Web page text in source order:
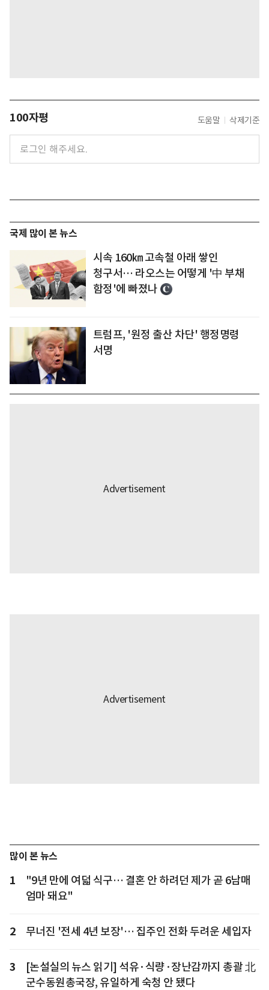
100자평 도움말 삭제기준
국제 많이 본 뉴스
시속 160㎞ 고속철 아래 쌓인
청구서… 라오스는 어떻게 '中 부채
함정'에 빠졌나
트럼프, '원정 출산 차단' 행정명령
서명
많이 본 뉴스
1
"9년 만에 여덟 식구… 결혼 안 하려던 제가 곧 6남매
엄마 돼요"
2 무너진 '전세 4년 보장'… 집주인 전화 두려운 세입자
3
[논설실의 뉴스 읽기] 석유·식량·장난감까지 총괄 北
군수동원총국장, 유일하게 숙청 안 됐다